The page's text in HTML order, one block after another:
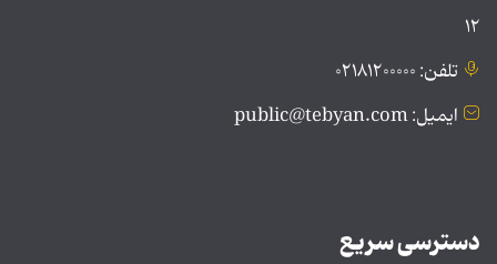
۱۲
تلفن: ۰۲۱۸۱۲۰۰۰۰۰
ایمیل: public@tebyan.com
دسترسی سریع